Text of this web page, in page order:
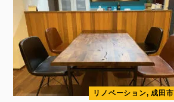
リノベーション, 成田市